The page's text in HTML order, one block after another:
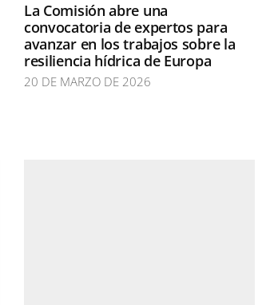
La Comisión abre una
convocatoria de expertos para
avanzar en los trabajos sobre la
resiliencia hídrica de Europa
20 DE MARZO DE 2026